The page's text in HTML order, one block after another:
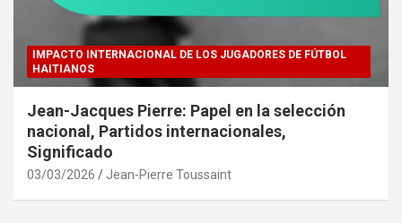
IMPACTO INTERNACIONAL DE LOS JUGADORES DE FÚTBOL
HAITIANOS
Jean-Jacques Pierre: Papel en la selección
nacional, Partidos internacionales,
Significado
03/03/2026 Jean-Pierre Toussaint